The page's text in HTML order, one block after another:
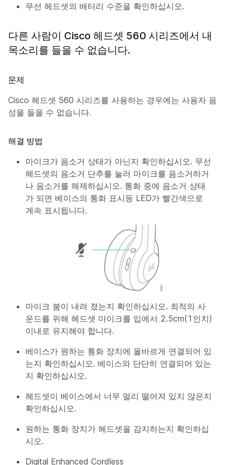
무선 헤드셋의 배터리 수준을 확인하십시오.
다른 사람이 Cisco 헤드셋 560 시리즈에서 내
목소리를 들을 수 없습니다.
문제
Cisco 헤드셋 560 시리즈를 사용하는 경우에는 사용자 음
성을 들을 수 없습니다.
해결 방법
마이크가 음소거 상태가 아닌지 확인하십시오. 무선
헤드셋의 음소거 단추를 눌러 마이크를 음소거하거
나 음소거를 해제하십시오. 통화 중에 음소거 상태
가 되면 베이스의 통화 표시등 LED가 빨간색으로
계속 표시됩니다.
마이크 붐이 내려 졌는지 확인하십시오. 최적의 사
운드를 위해 헤드셋 마이크를 입에서 2.5cm(1인치)
이내로 유지해야 합니다.
베이스가 원하는 통화 장치에 올바르게 연결되어 있
는지 확인하십시오. 베이스와 단단히 연결되어 있는
지 확인하십시오.
헤드셋이 베이스에서 너무 멀리 떨어져 있지 않은지
확인하십시오.
원하는 통화 장치가 헤드셋을 감지하는지 확인하십
시오.
Digital Enhanced Cordless